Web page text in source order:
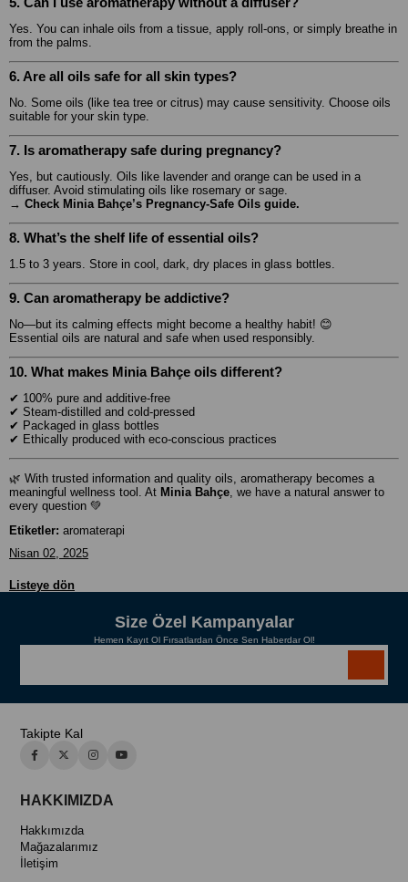
Yes. You can inhale oils from a tissue, apply roll-ons, or simply breathe in
from the palms.
6. Are all oils safe for all skin types?
No. Some oils (like tea tree or citrus) may cause sensitivity. Choose oils
suitable for your skin type.
7. Is aromatherapy safe during pregnancy?
Yes, but cautiously. Oils like lavender and orange can be used in a
diffuser. Avoid stimulating oils like rosemary or sage.
→ Check Minia Bahçe’s Pregnancy-Safe Oils guide.
8. What’s the shelf life of essential oils?
1.5 to 3 years. Store in cool, dark, dry places in glass bottles.
9. Can aromatherapy be addictive?
No—but its calming effects might become a healthy habit! 😊
Essential oils are natural and safe when used responsibly.
10. What makes Minia Bahçe oils different?
✔ 100% pure and additive-free
✔ Steam-distilled and cold-pressed
✔ Packaged in glass bottles
✔ Ethically produced with eco-conscious practices
🌿 With trusted information and quality oils, aromatherapy becomes a
meaningful wellness tool. At Minia Bahçe , we have a natural answer to
every question 💚
Etiketler: aromaterapi
Nisan 02, 2025
Listeye dön
Size Özel Kampanyalar
Hemen Kayıt Ol Fırsatlardan Önce Sen Haberdar Ol!
Takipte Kal
HAKKIMIZDA
Hakkımızda
Mağazalarımız
İletişim